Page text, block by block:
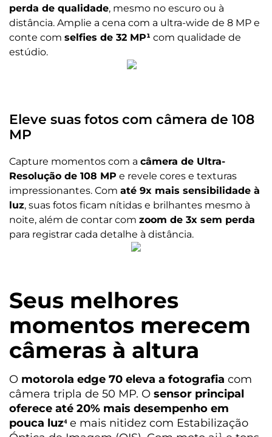
Armazenamento Disponível: 234 GB
Tela
Bateria
5200 mAh
Tipo de carregador:
TurboPower™ 33 W
Sensores
Proximidade
Luz Ambiente
Bússola
Sar sensor
Desbloqueio Facial
Impressão Digital na tela
Design
182 G
perda de qualidade, mesmo no escuro ou à
distância. Amplie a cena com a ultra-wide de 8 MP e
conte com selfies de 32 MP¹ com qualidade de
estúdio.
Eleve suas fotos com câmera de 108
MP
Capture momentos com a câmera de Ultra-
Resolução de 108 MP e revele cores e texturas
impressionantes. Com até 9x mais sensibilidade à
luz, suas fotos ficam nítidas e brilhantes mesmo à
noite, além de contar com zoom de 3x sem perda
para registrar cada detalhe à distância.
Seus melhores
momentos merecem
câmeras à altura
O motorola edge 70 eleva a fotografia com
câmera tripla de 50 MP. O sensor principal
oferece até 20% mais desempenho em
pouca luz⁴e mais nitidez com Estabilização